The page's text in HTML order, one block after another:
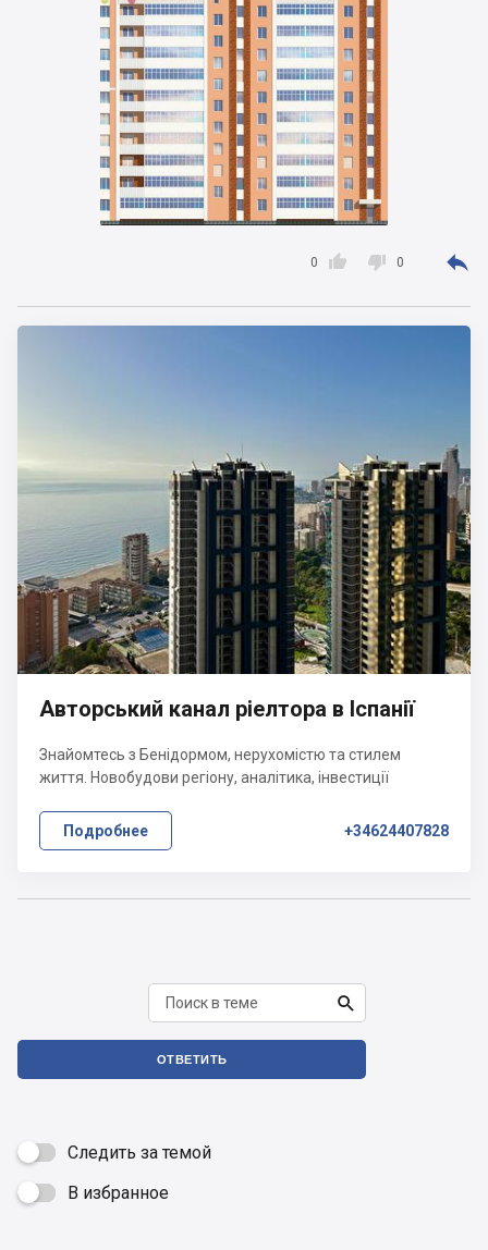

0  0 
Авторський канал ріелтора в Іспанії
Знайомтесь з Бенідормом, нерухомістю та стилем
життя. Новобудови регіону, аналітика, інвестиції
Подробнее +34624407828

ОТВЕТИТЬ
Следить за темой
 В избранное